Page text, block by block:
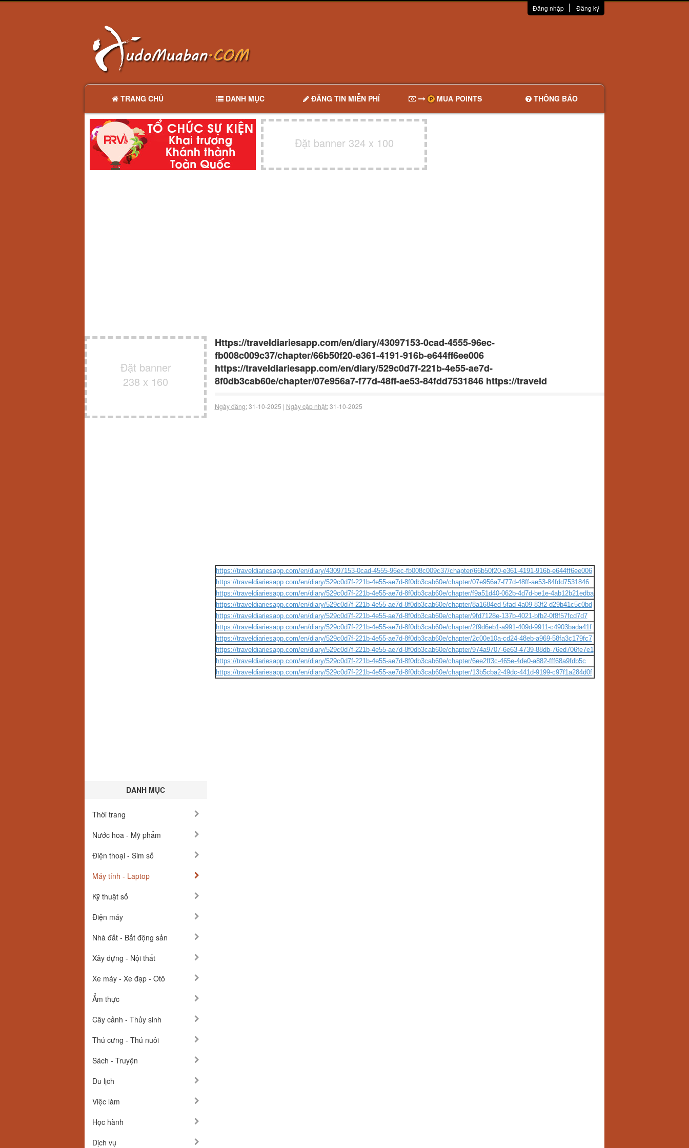
Đăng nhập Đăng ký
TRANG CHỦ DANH MỤC ĐĂNG TIN MIỄN PHÍ MUA POINTS THÔNG BÁO
Đặt banner 324 x 100
Đặt banner
238 x 160
DANH MỤC
Thời trang
Nước hoa - Mỹ phẩm
Điện thoại - Sim số
Máy tính - Laptop
Kỹ thuật số
Điện máy
Nhà đất - Bất động sản
Xây dựng - Nội thất
Xe máy - Xe đạp - Ôtô
Ẩm thực
Cây cảnh - Thủy sinh
Thú cưng - Thú nuôi
Sách - Truyện
Du lịch
Việc làm
Học hành
Dịch vụ
Https://traveldiariesapp.com/en/diary/43097153-0cad-4555-96ec-
fb008c009c37/chapter/66b50f20-e361-4191-916b-e644ff6ee006
https://traveldiariesapp.com/en/diary/529c0d7f-221b-4e55-ae7d-
8f0db3cab60e/chapter/07e956a7-f77d-48ff-ae53-84fdd7531846 https://traveld
Ngày đăng:31-10-2025 | Ngày cập nhật:31-10-2025
https://traveldiariesapp.com/en/diary/43097153-0cad-4555-96ec-fb008c009c37/chapter/66b50f20-e361-4191-916b-e644ff6ee006
https://traveldiariesapp.com/en/diary/529c0d7f-221b-4e55-ae7d-8f0db3cab60e/chapter/07e956a7-f77d-48ff-ae53-84fdd7531846
https://traveldiariesapp.com/en/diary/529c0d7f-221b-4e55-ae7d-8f0db3cab60e/chapter/f9a51d40-062b-4d7d-be1e-4ab12b21edba
https://traveldiariesapp.com/en/diary/529c0d7f-221b-4e55-ae7d-8f0db3cab60e/chapter/8a1684ed-5fad-4a09-83f2-d29b41c5c0bd
https://traveldiariesapp.com/en/diary/529c0d7f-221b-4e55-ae7d-8f0db3cab60e/chapter/9fd7128e-137b-4021-bfb2-0f8f57fcd7d7
https://traveldiariesapp.com/en/diary/529c0d7f-221b-4e55-ae7d-8f0db3cab60e/chapter/2f9d6eb1-a991-409d-9911-c4903bada41f
https://traveldiariesapp.com/en/diary/529c0d7f-221b-4e55-ae7d-8f0db3cab60e/chapter/2c00e10a-cd24-48eb-a969-58fa3c179fc7
https://traveldiariesapp.com/en/diary/529c0d7f-221b-4e55-ae7d-8f0db3cab60e/chapter/974a9707-6e63-4739-88db-76ed706fe7e1
https://traveldiariesapp.com/en/diary/529c0d7f-221b-4e55-ae7d-8f0db3cab60e/chapter/6ee2ff3c-465e-4de0-a882-fff68a9fdb5c
https://traveldiariesapp.com/en/diary/529c0d7f-221b-4e55-ae7d-8f0db3cab60e/chapter/13b5cba2-49dc-441d-9199-c97f1a284d0f